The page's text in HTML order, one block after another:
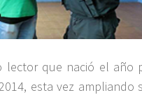
lector que nació el año
esta vez ampliando